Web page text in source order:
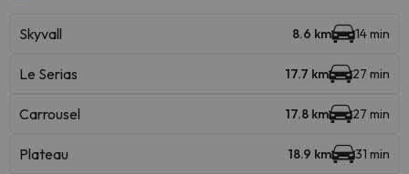
Skyvall 8.6 km 14 min
Le Serias 17.7 km 27 min
Carrousel 17.8 km 27 min
Plateau 18.9 km 31 min